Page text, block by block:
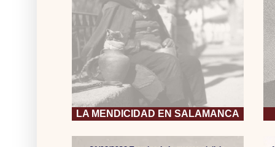
LA MENDICIDAD EN SALAMANCA